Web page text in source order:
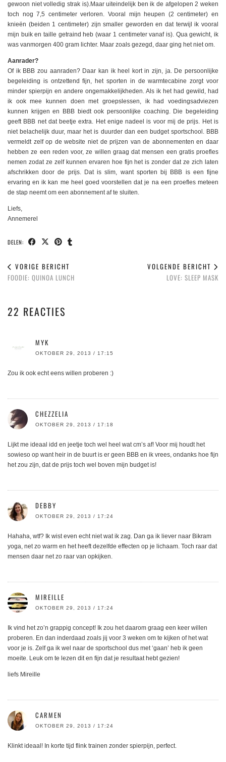
gewoon niet volledig strak is).Maar uiteindelijk ben ik de afgelopen 2 weken
toch nog 7,5 centimeter verloren. Vooral mijn heupen (2 centimeter) en
knieën (beiden 1 centimeter) zijn smaller geworden en dat terwijl ik vooral
mijn buik en taille getraind heb (waar 1 centimeter vanaf is). Qua gewicht, ik
was vanmorgen 400 gram lichter. Maar zoals gezegd, daar ging het niet om.
Aanrader?
Of ik BBB zou aanraden? Daar kan ik heel kort in zijn, ja. De persoonlijke
begeleiding is ontzettend fijn, het sporten in de warmtecabine zorgt voor
minder spierpijn en andere ongemakkelijkheden. Als ik het had gewild, had
ik ook mee kunnen doen met groepslessen, ik had voedingsadviezen
kunnen krijgen en BBB biedt ook persoonlijke coaching. Die begeleiding
geeft BBB net dat beetje extra. Het enige nadeel is voor mij de prijs. Het is
niet belachelijk duur, maar het is duurder dan een budget sportschool. BBB
vermeldt zelf op de website niet de prijzen van de abonnementen en daar
hebben ze een reden voor, ze willen graag dat mensen een gratis proefles
nemen zodat ze zelf kunnen ervaren hoe fijn het is zonder dat ze zich laten
afschrikken door de prijs. Dat is slim, want sporten bij BBB is een fijne
ervaring en ik kan me heel goed voorstellen dat je na een proefles meteen
de stap neemt om een abonnement af te sluiten.
Liefs,
Annemerel
DELEN:
VORIGE BERICHT
FOODIE: QUINOA LUNCH
VOLGENDE BERICHT
LOVE: SLEEP MASK
22 REACTIES
MYK
OKTOBER 29, 2013 / 17:15
Zou ik ook echt eens willen proberen :)
CHEZZELIA
OKTOBER 29, 2013 / 17:18
Lijkt me ideaal idd en jeetje toch wel heel wat cm’s af! Voor mij houdt het
sowieso op want heir in de buurt is er geen BBB en ik vrees, ondanks hoe fijn
het zou zijn, dat de prijs toch wel boven mijn budget is!
DEBBY
OKTOBER 29, 2013 / 17:24
Hahaha, wtf? Ik wist even echt niet wat ik zag. Dan ga ik liever naar Bikram
yoga, net zo warm en het heeft dezelfde effecten op je lichaam. Toch raar dat
mensen daar net zo raar van opkijken.
MIREILLE
OKTOBER 29, 2013 / 17:24
Ik vind het zo’n grappig concept! Ik zou het daarom graag een keer willen
proberen. En dan inderdaad zoals jij voor 3 weken om te kijken of het wat
voor je is. Zelf ga ik wel naar de sportschool dus met ‘gaan’ heb ik geen
moeite. Leuk om te lezen dit en fijn dat je resultaat hebt gezien!
liefs Mireille
CARMEN
OKTOBER 29, 2013 / 17:24
Klinkt ideaal! In korte tijd flink trainen zonder spierpijn, perfect.